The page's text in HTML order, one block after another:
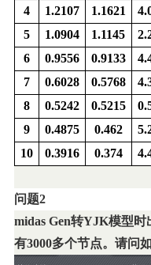
4
1.2107 1.1621
5
1.0904 1.1145
6
0.9556 0.9133
7
0.6028 0.5768
8
0.5242 0.5215
9
0.4875 0.462
10
0.3916 0.374
问题2
midas Gen转YJK模型时
有3000多个节点。请问